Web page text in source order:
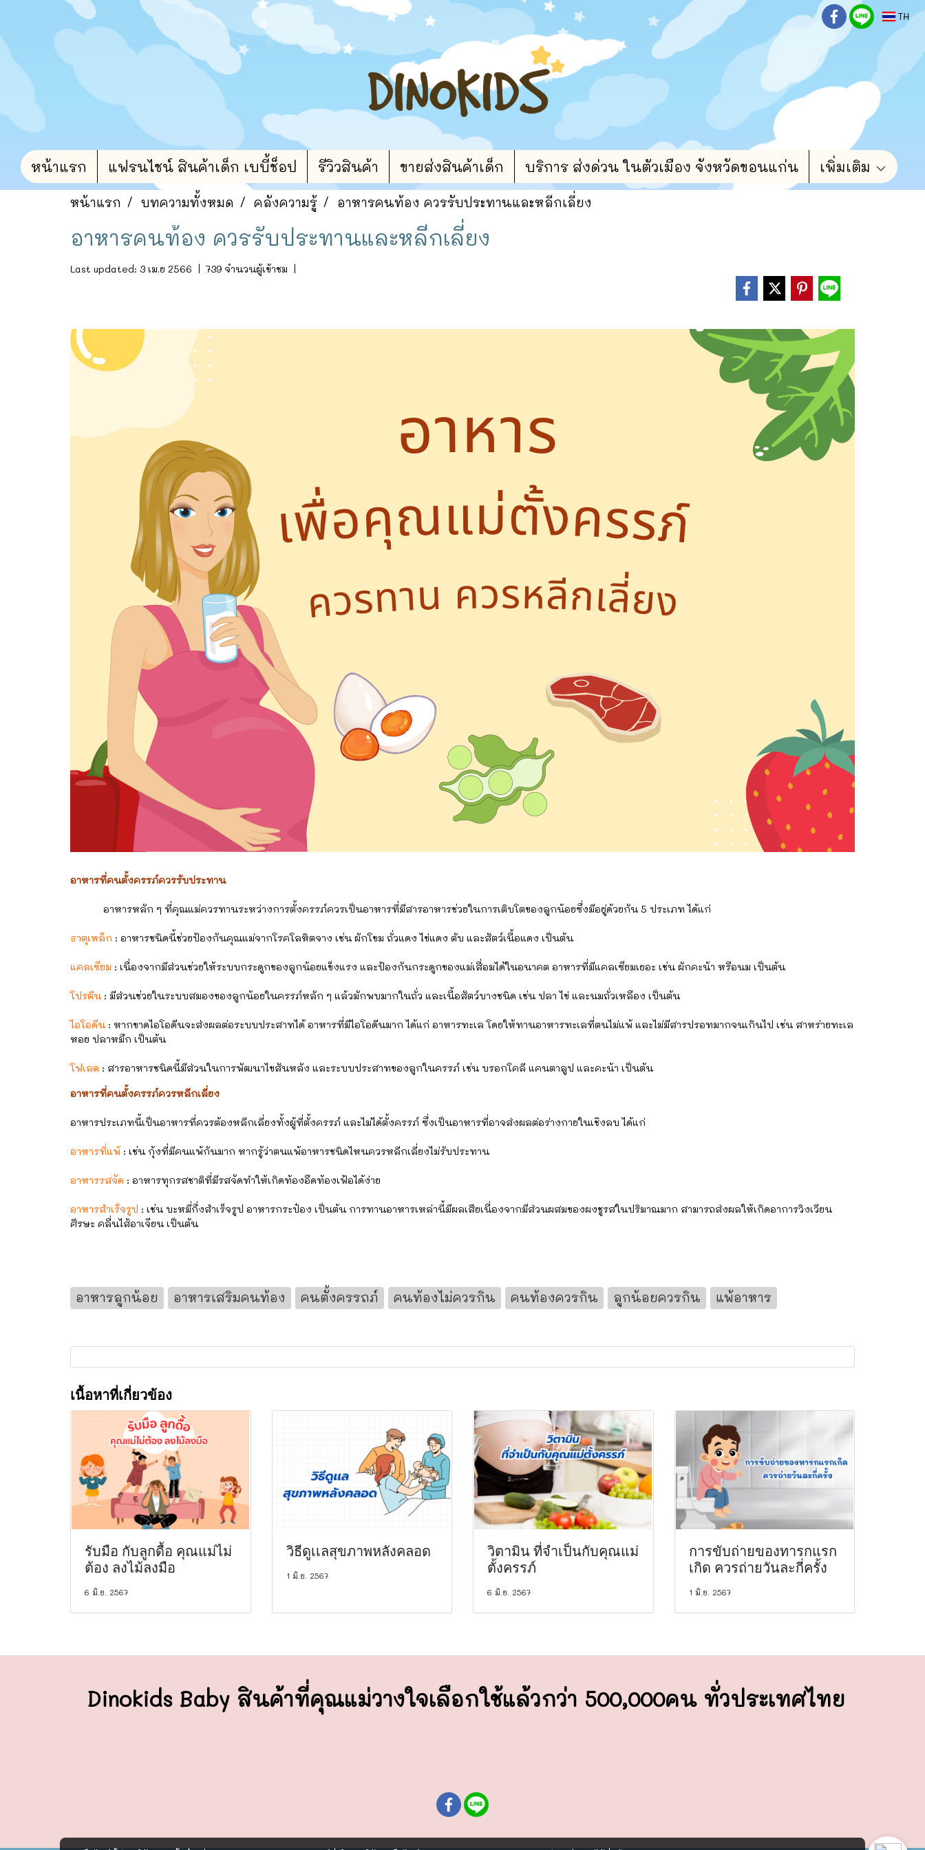
TH
หน้าแรก แฟรนไชน์ สินค้าเด็ก เบบี้ช็อป รีวิวสินค้า ขายส่งสินค้าเด็ก บริการ ส่งด่วน ในตัวเมือง จังหวัดขอนแก่น เพิ่มเติม
หน้าแรก บทความทั้งหมด คลังความรู้ อาหารคนท้อง ควรรับประทานและหลีกเลี่ยง
อาหารคนท้อง ควรรับประทานและหลีกเลี่ยง
Last updated: 3 เม.ย 2566 | 739 จำนวนผู้เข้าชม |
อาหารที่คนตั้งครรภ์ควรรับประทาน
อาหารหลัก ๆ ที่คุณแม่ควรทานระหว่างการตั้งครรภ์ควรเป็นอาหารที่มีสารอาหารช่วยในการเติบโตของลูกน้อยซึ่งมีอยู่ด้วยกัน 5 ประเภท ได้แก่
ธาตุเหล็ก : อาหารชนิดนี้ช่วยป้องกันคุณแม่จากโรคโลหิตจาง เช่น ผักโขม ถั่วแดง ไข่แดง ตับ และสัตว์เนื้อแดง เป็นต้น
แคลเซียม : เนื่องจากมีส่วนช่วยให้ระบบกระดูกของลูกน้อยแข็งแรง และป้องกันกระดูกของแม่เสื่อมได้ในอนาคต อาหารที่มีแคลเซียมเยอะ เช่น ผักคะน้า หรือนม เป็นต้น
โปรตีน : มีส่วนช่วยในระบบสมองของลูกน้อยในครรภ์หลัก ๆ แล้วมักพบมากในถั่ว และเนื้อสัตว์บางชนิด เช่น ปลา ไข่ และนมถั่วเหลือง เป็นต้น
ไอโอดีน : หากขาดไอโอดีนจะส่งผลต่อระบบประสาทได้ อาหารที่มีไอโอดีนมาก ได้แก่ อาหารทะเล โดยให้ทานอาหารทะเลที่ตนไม่แพ้ และไม่มีสารปรอทมากจนเกินไป เช่น สาหร่ายทะเล
หอย ปลาหมึก เป็นต้น
โฟเลต : สารอาหารชนิดนี้มีส่วนในการพัฒนาไขสันหลัง และระบบประสาทของลูกในครรภ์ เช่น บรอกโคลี แคนตาลูป และคะน้า เป็นต้น
อาหารที่คนตั้งครรภ์ควรหลีกเลี่ยง
อาหารประเภทนี้เป็นอาหารที่ควรต้องหลีกเลี่ยงทั้งผู้ที่ตั้งครรภ์ และไม่ได้ตั้งครรภ์ ซึ่งเป็นอาหารที่อาจส่งผลต่อร่างกายในเชิงลบ ได้แก่
อาหารที่แพ้ : เช่น กุ้งที่มีคนแพ้กันมาก หากรู้ว่าตนแพ้อาหารชนิดไหนควรหลีกเลี่ยงไม่รับประทาน
อาหารรสจัด : อาหารทุกรสชาติที่มีรสจัดทำให้เกิดท้องอืดท้องเฟ้อได้ง่าย
อาหารสำเร็จรูป : เช่น บะหมี่กึ่งสำเร็จรูป อาหารกระป๋อง เป็นต้น การทานอาหารเหล่านี้มีผลเสียเนื่องจากมีส่วนผสมของผงชูรสในปริมาณมาก สามารถส่งผลให้เกิดอาการวิงเวียน
ศีรษะ คลื่นไส้อาเจียน เป็นต้น
อาหารลูกน้อย อาหารเสริมคนท้อง คนตั้งครรถภ์ คนท้องไม่ควรกิน คนท้องควรกิน ลูกน้อยควรกิน แพ้อาหาร
เนื้อหาที่เกี่ยวข้อง
รับมือ กับลูกดื้อ คุณแม่ไม่
ต้อง ลงไม้ลงมือ
6 มิ.ย. 2567
วิธีดูเเลสุขภาพหลังคลอด
1 มิ.ย. 2567
วิตามิน ที่จำเป็นกับคุณแม่
ตั้งครรภ์
6 มิ.ย. 2567
การขับถ่ายของทารกแรก
เกิด ควรถ่ายวันละกี่ครั้ง
1 มิ.ย. 2567
Dinokids Baby สินค้าที่คุณแม่วางใจเลือกใช้แล้วกว่า 500,000คน ทั่วประเทศไทย